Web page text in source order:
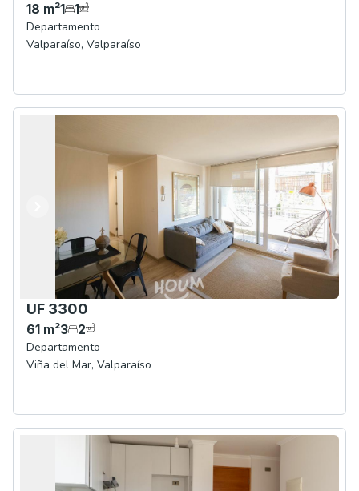
18 m²1 1
Departamento
Valparaíso, Valparaíso
UF 3300
61 m²3 2
Departamento
Viña del Mar, Valparaíso